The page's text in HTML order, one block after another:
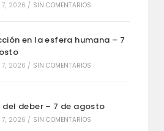
7, 2026 / SIN COMENTARIOS
en la esfera humana – 7
7, 2026 / SIN COMENTARIOS
del deber – 7 de agosto
7, 2026 / SIN COMENTARIOS